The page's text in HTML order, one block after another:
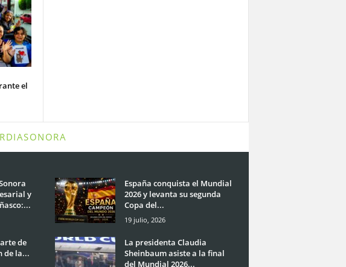
el
y
de
de la...
España conquista el Mundial
2026 y levanta su segunda
Copa del...
19 julio, 2026
La presidenta Claudia
Sheinbaum asiste a la final
del Mundial 2026...